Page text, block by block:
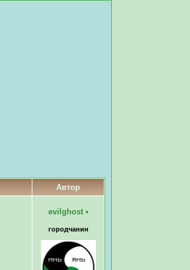
Автор
evilghost •
городчанин